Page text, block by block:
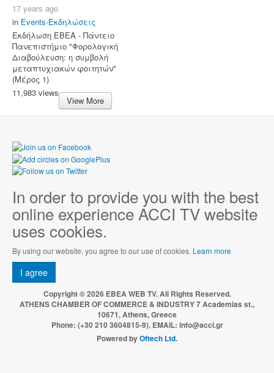
17 years ago
in Events-Εκδηλώσεις
Εκδήλωση ΕΒΕΑ - Πάντειο
Πανεπιστήμιο "Φορολογική
Διαβούλευση: η συμβολή
μεταπτυχιακών φοιτητών"
(Μέρος 1)
11,983 views
View More
In order to provide you with the best
online experience ACCI TV website
uses cookies.
By using our website, you agree to our use of cookies. Learn more
I agree
Copyright © 2026 EBEA WEB TV. All Rights Reserved.
ATHENS CHAMBER OF COMMERCE & INDUSTRY 7 Academias st.,
10671, Athens, Greece
Phone: (+30 210 3604815-9), EMAIL: info@acci.gr
Powered byOftech Ltd.